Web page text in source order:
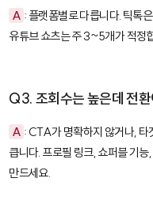
A : 플랫폼별로 다릅니다. 틱톡
유튜브 쇼츠는 주 3~5개가 적정
Q3. 조회수는 높은데 전
A : CTA가 명확하지 않거나, 타
큽니다. 프로필 링크, 쇼퍼블 기
만드세요.